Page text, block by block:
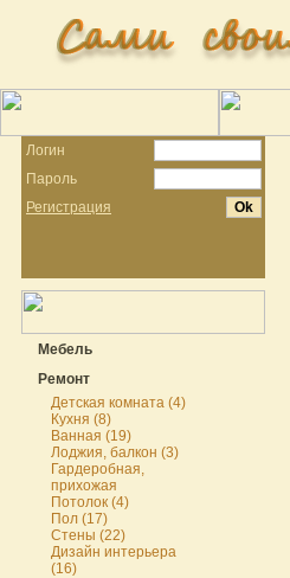
Логин
Пароль
Регистрация
Мебель
Ремонт
Детская комната (4)
Кухня (8)
Ванная (19)
Лоджия, балкон (3)
Гардеробная,
прихожая
Потолок (4)
Пол (17)
Стены (22)
Дизайн интерьера
(16)